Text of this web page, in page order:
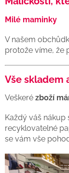
Milé maminky
V našem
protože víme, že
Vše skladem
Veškeré zboží
Každý váš
recyklovatelné
se vám vše